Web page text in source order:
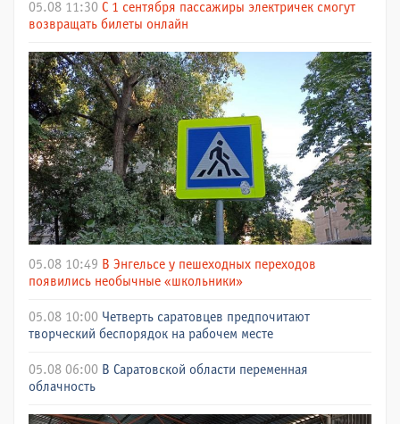
05.08 11:30 С 1 сентября пассажиры электричек смогут
возвращать билеты онлайн
05.08 10:49 В Энгельсе у пешеходных переходов
появились необычные «школьники»
05.08 10:00 Четверть саратовцев предпочитают
творческий беспорядок на рабочем месте
05.08 06:00 В Саратовской области переменная
облачность